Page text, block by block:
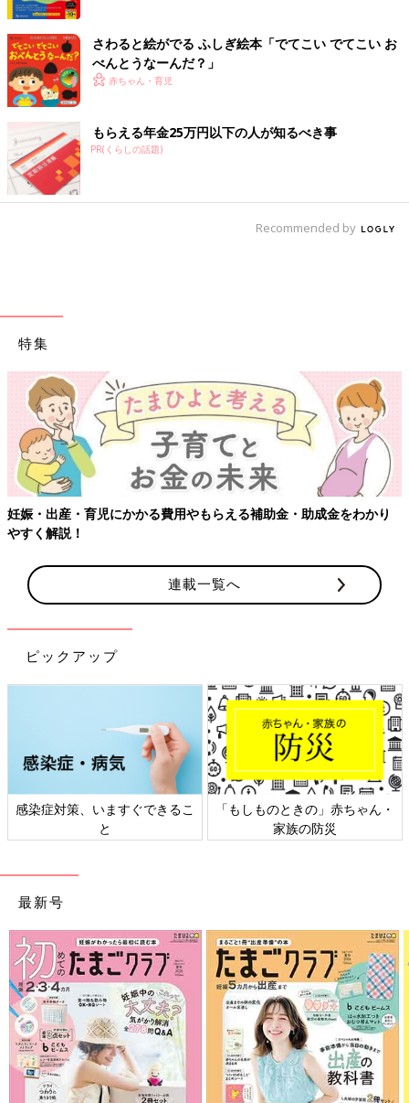
さわると絵がでる ふしぎ絵本「でてこい でてこい お
べんとうなーんだ？」
赤ちゃん・育児
もらえる年金25万円以下の人が知るべき事
PR(くらしの話題)
Recommended by
特集
【ワクチン接種できるものも】妊婦の感染症対策、知っておいて！
連載一覧へ
ピックアップ
日本外来小児科学会リーフレッ
ト検討会
六星占術 細木かおりさんの人生
相談
最新号